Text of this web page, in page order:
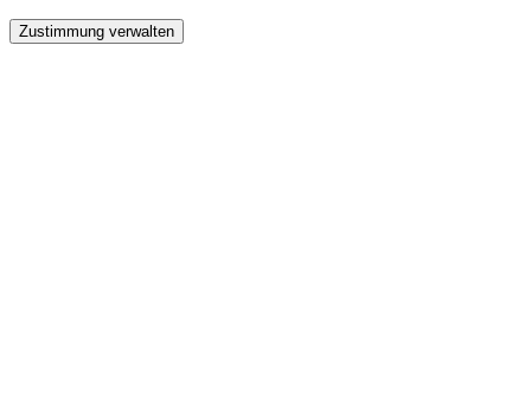
Zustimmung verwalten